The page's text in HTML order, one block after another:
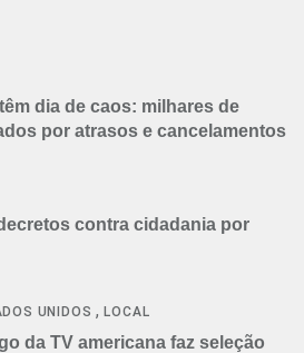
dia de caos: milhares de
por atrasos e cancelamentos
contra cidadania por
UNIDOS ,LOCAL
da TV americana faz seleção